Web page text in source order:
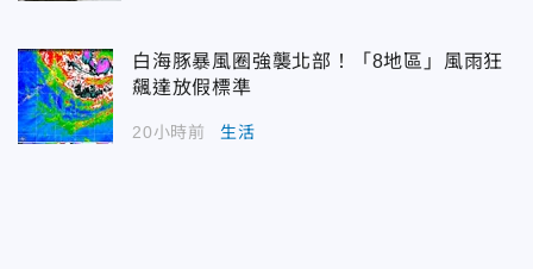
白海豚暴風圈強襲北部！「8地區」風雨狂
飆達放假標準
20小時前 生活